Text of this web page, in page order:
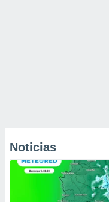
Noticias